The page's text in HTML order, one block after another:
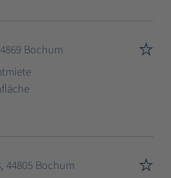
Bochum
44805 Bochum